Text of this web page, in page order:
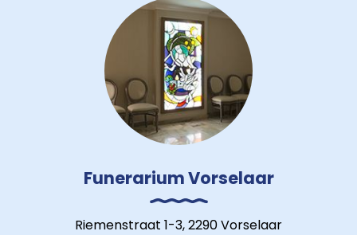
Funerarium Vorselaar
Riemenstraat 1-3, 2290 Vorselaar